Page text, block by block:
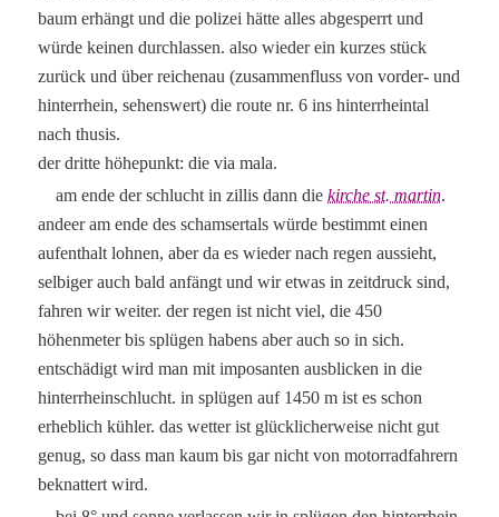
baum erhängt und die polizei hätte alles abgesperrt und
würde keinen durchlassen. also wieder ein kurzes stück
zurück und über reichenau (zusammenfluss von vorder- und
hinterrhein, sehenswert) die route nr. 6 ins hinterrheintal
nach thusis.
der dritte höhepunkt: die via mala.
am ende der schlucht in zillis dann diekirche st. martin.
andeer am ende des schamsertals würde bestimmt einen
aufenthalt lohnen, aber da es wieder nach regen aussieht,
selbiger auch bald anfängt und wir etwas in zeitdruck sind,
fahren wir weiter. der regen ist nicht viel, die 450
höhenmeter bis splügen habens aber auch so in sich.
entschädigt wird man mit imposanten ausblicken in die
hinterrheinschlucht. in splügen auf 1450 m ist es schon
erheblich kühler. das wetter ist glücklicherweise nicht gut
genug, so dass man kaum bis gar nicht von motorradfahrern
beknattert wird.